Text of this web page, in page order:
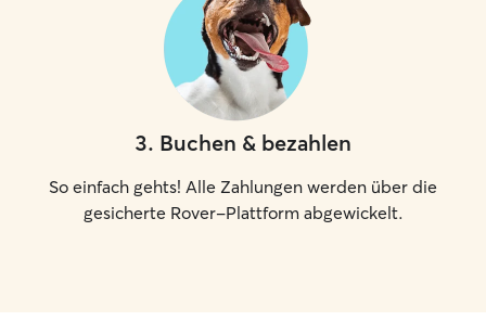
3. Buchen & bezahlen
So einfach gehts! Alle Zahlungen werden über die
gesicherte Rover-Plattform abgewickelt.